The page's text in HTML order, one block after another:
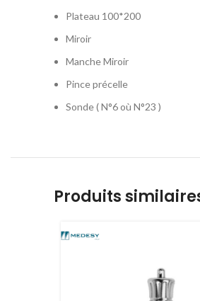
Plateau 100*200
Miroir
Manche Miroir
Pince précelle
Sonde ( N°6 où N°23 )
Produits